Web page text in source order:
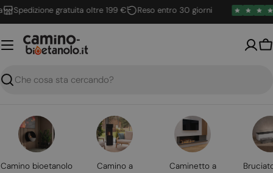
Vai
al
contenuto
gratuita oltre 199 € Reso entro 30 giorni
Ricerca
Camino bioetanolo
Camino a
Caminetto a